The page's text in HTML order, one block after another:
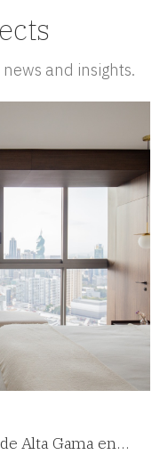
and insights.
Alta Gama en